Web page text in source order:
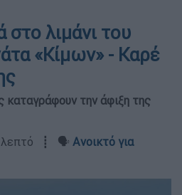
λιμάνι του
«Κίμων» - Καρέ
καταγράφουν την άφιξη της
1 λεπτό ┋ 🗣️ Ανοικτό για